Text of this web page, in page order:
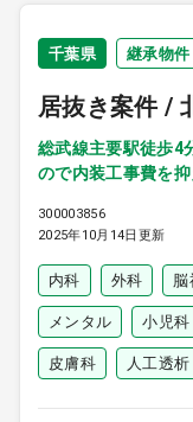
千葉県 継承物件
居抜き案件 /
総武線主要駅徒歩4
ので内装工事費を抑
300003856
2025年10月14日更新
内科 外科 脳
メンタル 小児科
皮膚科 人工透析